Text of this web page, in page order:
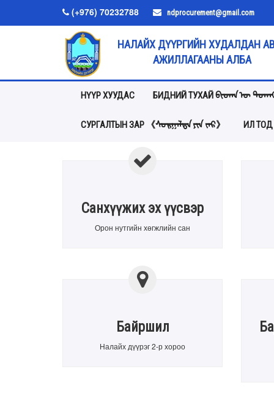
(+976) 70232788 ndprocurement@gmail.com
НАЛАЙХ ДҮҮРГИЙН ХУДАЛДАН
АЖИЛЛАГААНЫ АЛБА
НҮҮР ХУУДАС БИДНИЙ ТУХАЙ ᠪᠢᠳᠡᠨ ᠦ
СУРГАЛТЫН ЗАР 《ᠰᠤᠷᠭᠠᠯᠲᠠ ᠶᠢᠨ ᠵᠠᠷ》 ИЛ ТОД
Санхүүжих эх үүсвэр
Орон нутгийн хөгжлийн сан
Байршил
Налайх дүүрэг 2-р хороо